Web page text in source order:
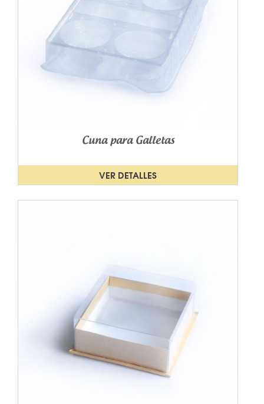
Cuna para Galletas
VER DETALLES